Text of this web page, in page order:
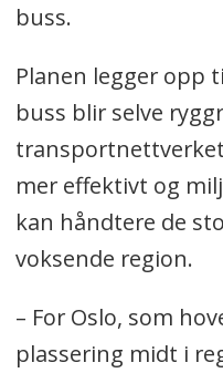
buss.
Planen legger opp
buss blir selve
mer effektivt og
kan håndtere de
voksende region.
– For Oslo, som
plassering midt i